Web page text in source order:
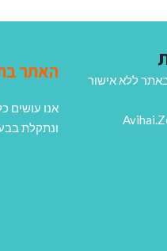
ללא אישור
האתר
אנו עושים
ונתקלת